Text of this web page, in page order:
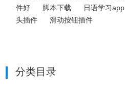
件好
脚本下载 日语学习app
头插件
滑动按钮插件
分类目录